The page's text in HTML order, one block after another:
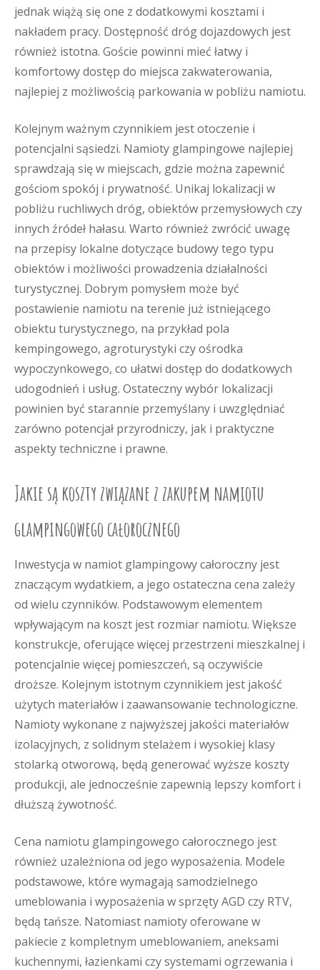
jednak wiążą się one z dodatkowymi kosztami i
nakładem pracy. Dostępność dróg dojazdowych jest
również istotna. Goście powinni mieć łatwy i
komfortowy dostęp do miejsca zakwaterowania,
najlepiej z możliwością parkowania w pobliżu namiotu.
Kolejnym ważnym czynnikiem jest otoczenie i
potencjalni sąsiedzi. Namioty glampingowe najlepiej
sprawdzają się w miejscach, gdzie można zapewnić
gościom spokój i prywatność. Unikaj lokalizacji w
pobliżu ruchliwych dróg, obiektów przemysłowych czy
innych źródeł hałasu. Warto również zwrócić uwagę
na przepisy lokalne dotyczące budowy tego typu
obiektów i możliwości prowadzenia działalności
turystycznej. Dobrym pomysłem może być
postawienie namiotu na terenie już istniejącego
obiektu turystycznego, na przykład pola
kempingowego, agroturystyki czy ośrodka
wypoczynkowego, co ułatwi dostęp do dodatkowych
udogodnień i usług. Ostateczny wybór lokalizacji
powinien być starannie przemyślany i uwzględniać
zarówno potencjał przyrodniczy, jak i praktyczne
aspekty techniczne i prawne.
Jakie są koszty związane z zakupem namiotu
glampingowego całorocznego
Inwestycja w namiot glampingowy całoroczny jest
znaczącym wydatkiem, a jego ostateczna cena zależy
od wielu czynników. Podstawowym elementem
wpływającym na koszt jest rozmiar namiotu. Większe
konstrukcje, oferujące więcej przestrzeni mieszkalnej i
potencjalnie więcej pomieszczeń, są oczywiście
droższe. Kolejnym istotnym czynnikiem jest jakość
użytych materiałów i zaawansowanie technologiczne.
Namioty wykonane z najwyższej jakości materiałów
izolacyjnych, z solidnym stelażem i wysokiej klasy
stolarką otworową, będą generować wyższe koszty
produkcji, ale jednocześnie zapewnią lepszy komfort i
dłuższą żywotność.
Cena namiotu glampingowego całorocznego jest
również uzależniona od jego wyposażenia. Modele
podstawowe, które wymagają samodzielnego
umeblowania i wyposażenia w sprzęty AGD czy RTV,
będą tańsze. Natomiast namioty oferowane w
pakiecie z kompletnym umeblowaniem, aneksami
kuchennymi, łazienkami czy systemami ogrzewania i